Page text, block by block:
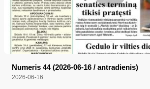
Numeris 44 (2026-06-16 / antradienis)
2026-06-16